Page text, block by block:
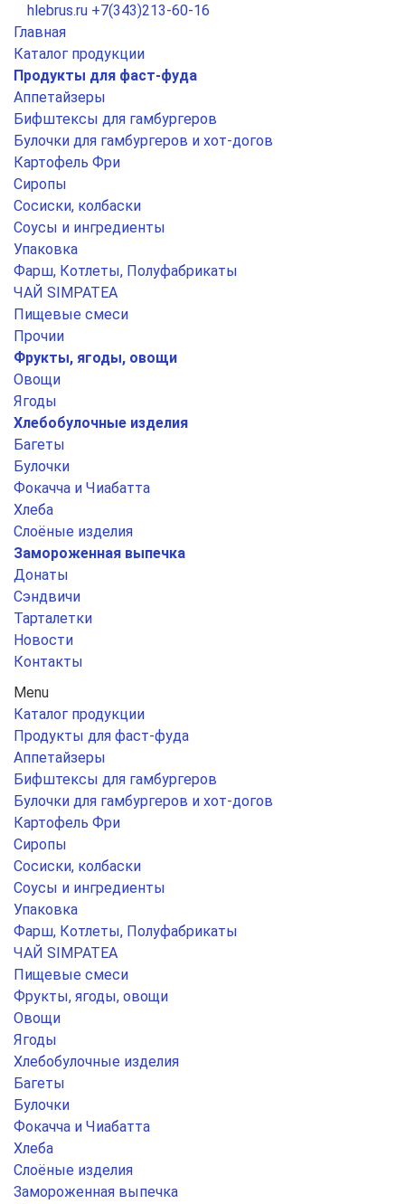
hlebrus.ru +7(343)213-60-16
Главная
Каталог продукции
Продукты для фаст-фуда
Аппетайзеры
Бифштексы для гамбургеров
Булочки для гамбургеров и хот-догов
Картофель Фри
Сиропы
Сосиски, колбаски
Соусы и ингредиенты
Упаковка
Фарш, Котлеты, Полуфабрикаты
ЧАЙ SIMPATEA
Пищевые смеси
Прочии
Фрукты, ягоды, овощи
Овощи
Ягоды
Хлебобулочные изделия
Багеты
Булочки
Фокачча и Чиабатта
Хлеба
Слоёные изделия
Замороженная выпечка
Донаты
Сэндвичи
Тарталетки
Новости
Контакты
Menu
Каталог продукции
Продукты для фаст-фуда
Аппетайзеры
Бифштексы для гамбургеров
Булочки для гамбургеров и хот-догов
Картофель Фри
Сиропы
Сосиски, колбаски
Соусы и ингредиенты
Упаковка
Фарш, Котлеты, Полуфабрикаты
ЧАЙ SIMPATEA
Пищевые смеси
Фрукты, ягоды, овощи
Овощи
Ягоды
Хлебобулочные изделия
Багеты
Булочки
Фокачча и Чиабатта
Хлеба
Слоёные изделия
Замороженная выпечка